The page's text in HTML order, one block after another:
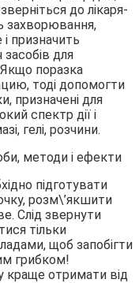
до лікаря-
захворювання,
і призначить
засобів для
Якщо поразка
тоді допомогти
призначені для
спектр дії і
гелі, розчини.
підготувати
розм\’якшити
Слід звернути
тільки
щоб запобігти
грибком!
краще отримати від